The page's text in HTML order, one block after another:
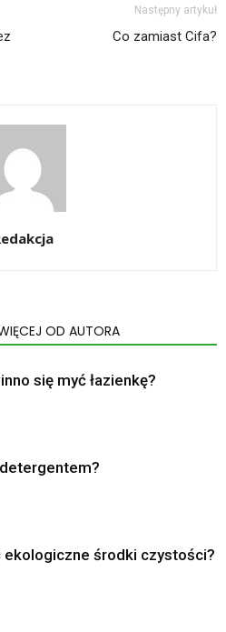
Następny artykuł
Co zamiast Cifa?
OD AUTORA
się myć łazienkę?
ekologiczne środki czystości?